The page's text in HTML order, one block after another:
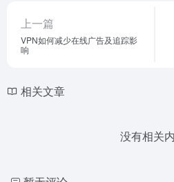
上一篇
VPN如何减少在线广告及追踪影
响
相关文章
没有相关